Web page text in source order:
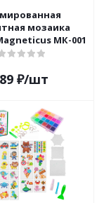
мозаика
МК-001
₽/шт